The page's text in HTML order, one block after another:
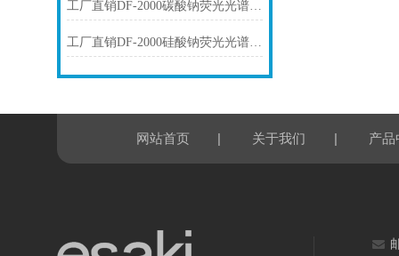
工厂直销DF-2000碳酸钠荧光光谱仪技术参数
工厂直销DF-2000硅酸钠荧光光谱仪技术参数
网站首页 | 关于我们 | 产品